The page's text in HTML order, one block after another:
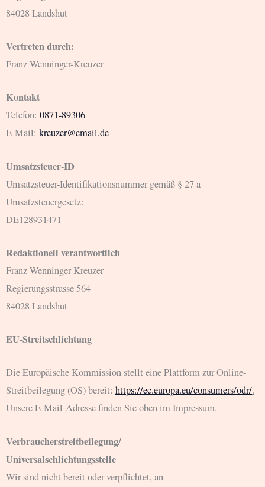
84028 Landshut
Vertreten durch:
Franz Wenninger-Kreuzer
Kontakt
Telefon: 0871-89306
E-Mail: kreuzer@email.de
Umsatzsteuer-ID
Umsatzsteuer-Identifikationsnummer gemäß § 27 a
Umsatzsteuergesetz:
DE128931471
Redaktionell verantwortlich
Franz Wenninger-Kreuzer
Regierungsstrasse 564
84028 Landshut
EU-Streitschlichtung
Die Europäische Kommission stellt eine Plattform zur Online-
Streitbeilegung (OS) bereit: https://ec.europa.eu/consumers/odr/.
Unsere E-Mail-Adresse finden Sie oben im Impressum.
Verbraucher­streit­beilegung/
Universal­schlichtungs­stelle
Wir sind nicht bereit oder verpflichtet, an